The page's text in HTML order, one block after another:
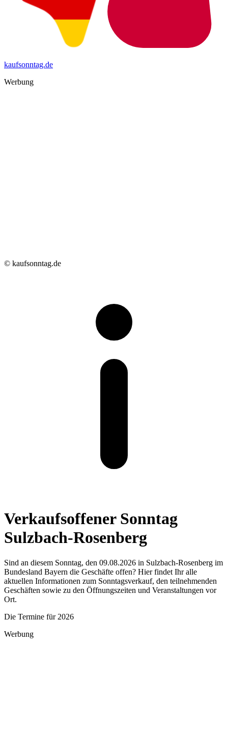
kaufsonntag.de
Werbung
© kaufsonntag.de
Verkaufsoffener Sonntag
Sulzbach-Rosenberg
Sind an diesem Sonntag, den 09.08.2026 in Sulzbach-Rosenberg im
Bundesland Bayern die Geschäfte offen? Hier findet Ihr alle
aktuellen Informationen zum Sonntagsverkauf, den teilnehmenden
Geschäften sowie zu den Öffnungszeiten und Veranstaltungen vor
Ort.
Die Termine für 2026
Werbung